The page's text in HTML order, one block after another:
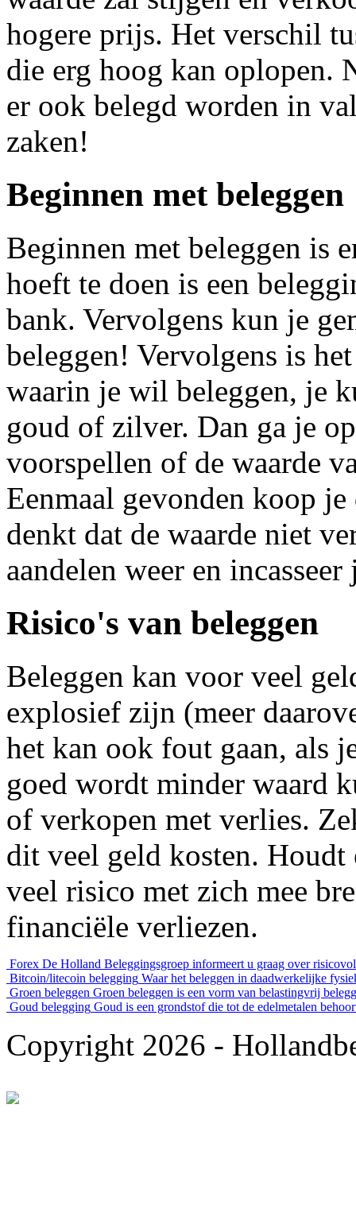
hogere prijs. Het verschil
die erg hoog kan oplopen.
er ook belegd worden in
zaken!
Beginnen met beleggen
Beginnen met beleggen is
hoeft te doen is een
bank. Vervolgens kun je
beleggen! Vervolgens is
waarin je wil beleggen, je
goud of zilver. Dan ga je
voorspellen of de waarde
Eenmaal gevonden koop
denkt dat de waarde niet
aandelen weer en
Risico's van beleggen
Beleggen kan voor veel
explosief zijn (meer
het kan ook fout gaan, als
goed wordt minder waard
of verkopen met verlies.
dit veel geld kosten. Houdt
veel risico met zich mee
financiële verliezen.
Forex De Holland Beleggingsgroep informeert u graag over
Bitcoin/litecoin belegging Waar het beleggen in daadwerkelijke
Groen beleggen Groen beleggen is een vorm van belastingvrij
Goud belegging Goud is een grondstof die tot de edelmetalen
Copyright 2026 -